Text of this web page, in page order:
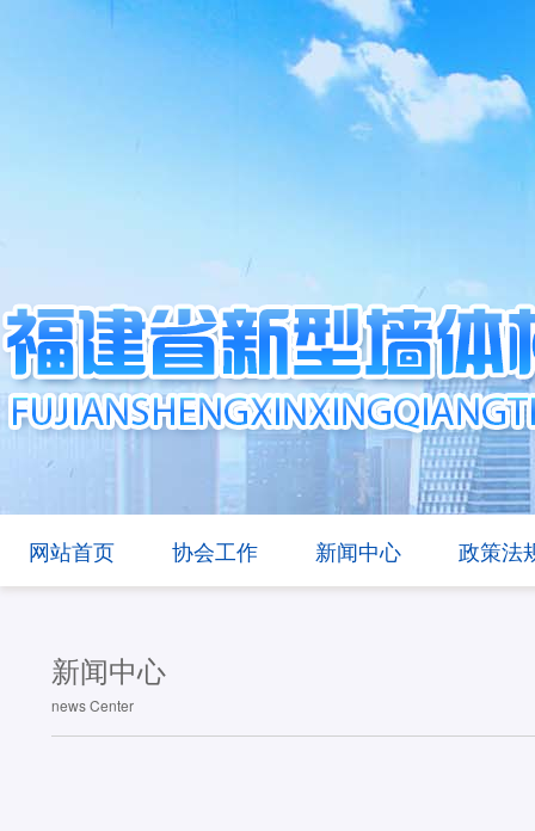
网站首页 协会工作 新闻中心 政策法
新闻中心
news Center